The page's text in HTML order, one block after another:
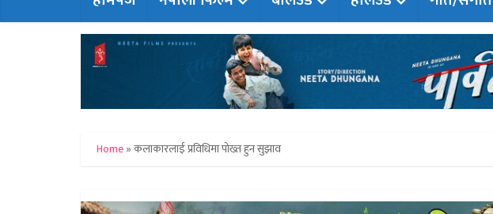
Home»कलाकारलाई प्रविधिमा पोख्त हुन सुझाव